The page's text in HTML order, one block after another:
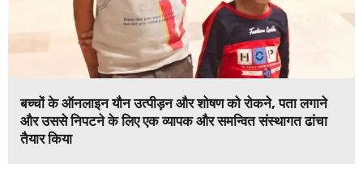
बच्चों के ऑनलाइन यौन उत्पीड़न और शोषण को रोकने, पता लगाने
और उससे निपटने के लिए एक व्यापक और समन्वित संस्थागत ढांचा
तैयार किया